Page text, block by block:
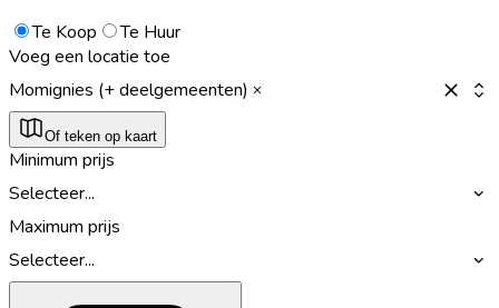
Te Koop
Te Huur
Voeg een locatie toe
Momignies (+ deelgemeenten)
Of teken op kaart
Minimum prijs
Selecteer...
Maximum prijs
Selecteer...